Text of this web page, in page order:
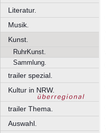
Literatur.
Musik.
Kunst.
RuhrKunst.
Sammlung.
trailer spezial.
Kultur in NRW.
trailer Thema.
Auswahl.